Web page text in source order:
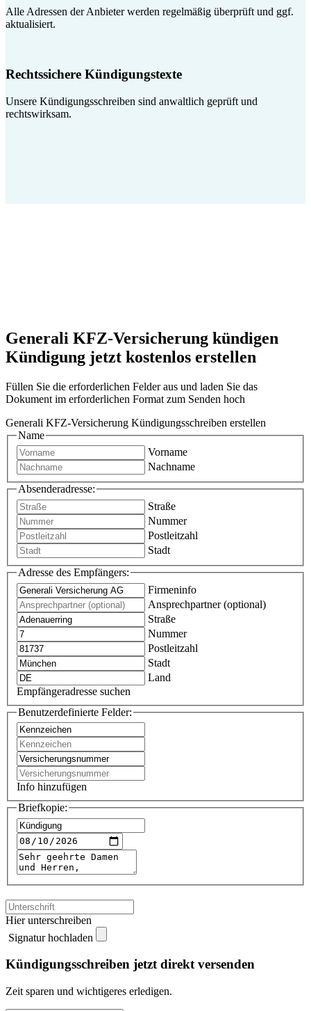
Alle Adressen der Anbieter werden regelmäßig überprüft und ggf.
aktualisiert.
Rechtssichere Kündigungstexte
Unsere Kündigungsschreiben sind anwaltlich geprüft und
rechtswirksam.
Generali KFZ-Versicherung kündigen
Kündigung jetzt kostenlos erstellen
Füllen Sie die erforderlichen Felder aus und laden Sie das
Dokument im erforderlichen Format zum Senden hoch
Generali KFZ-Versicherung Kündigungsschreiben erstellen
Name
Vorname
Nachname
Absenderadresse:
Straße
Nummer
Postleitzahl
Stadt
Adresse des Empfängers:
Firmeninfo
Ansprechpartner (optional)
Straße
Nummer
Postleitzahl
Stadt
Land
Empfängeradresse suchen
Benutzerdefinierte Felder:
Info hinzufügen
Briefkopie:
Hier unterschreiben
Signatur hochladen
Kündigungsschreiben jetzt direkt versenden
Zeit sparen und wichtigeres erledigen.